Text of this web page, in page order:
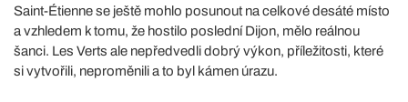
Saint-Étienne se ještě mohlo posunout na celkové desáté místo
a vzhledem k tomu, že hostilo poslední Dijon, mělo reálnou
šanci. Les Verts ale nepředvedli dobrý výkon, příležitosti, které
si vytvořili, neproměnili a to byl kámen úrazu.